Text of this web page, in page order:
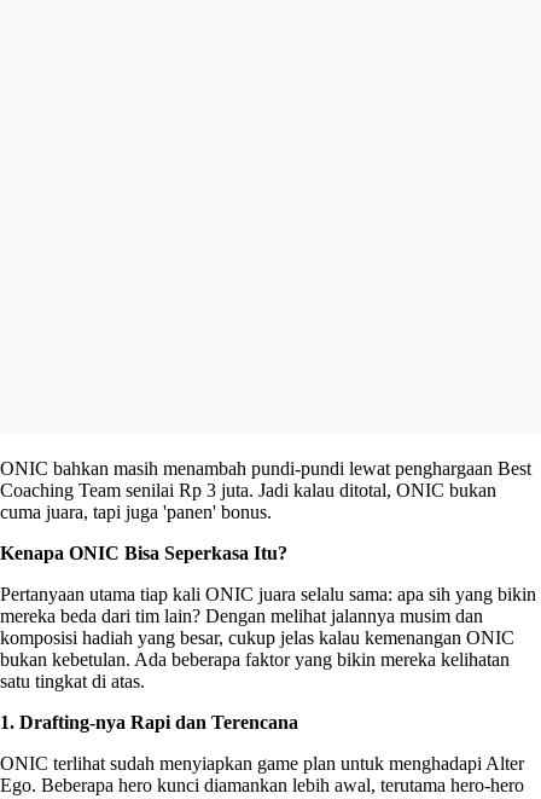
ONIC bahkan masih menambah pundi-pundi lewat penghargaan Best
Coaching Team senilai Rp 3 juta. Jadi kalau ditotal, ONIC bukan
cuma juara, tapi juga 'panen' bonus.
Kenapa ONIC Bisa Seperkasa Itu?
Pertanyaan utama tiap kali ONIC juara selalu sama: apa sih yang bikin
mereka beda dari tim lain? Dengan melihat jalannya musim dan
komposisi hadiah yang besar, cukup jelas kalau kemenangan ONIC
bukan kebetulan. Ada beberapa faktor yang bikin mereka kelihatan
satu tingkat di atas.
1. Drafting-nya Rapi dan Terencana
ONIC terlihat sudah menyiapkan game plan untuk menghadapi Alter
Ego. Beberapa hero kunci diamankan lebih awal, terutama hero-hero